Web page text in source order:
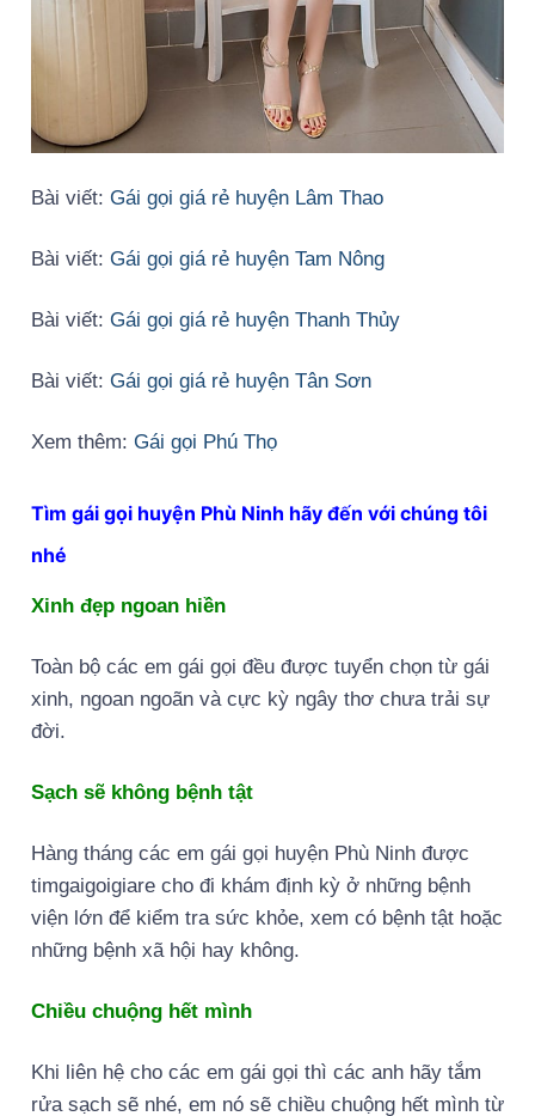
Bài viết: Gái gọi giá rẻ huyện Lâm Thao
Bài viết: Gái gọi giá rẻ huyện Tam Nông
Bài viết: Gái gọi giá rẻ huyện Thanh Thủy
Bài viết: Gái gọi giá rẻ huyện Tân Sơn
Xem thêm: Gái gọi Phú Thọ
Tìm gái gọi huyện Phù Ninh hãy đến với chúng tôi
nhé
Xinh đẹp ngoan hiền
Toàn bộ các em gái gọi đều được tuyển chọn từ gái
xinh, ngoan ngoãn và cực kỳ ngây thơ chưa trải sự
đời.
Sạch sẽ không bệnh tật
Hàng tháng các em gái gọi huyện Phù Ninh được
timgaigoigiare cho đi khám định kỳ ở những bệnh
viện lớn để kiểm tra sức khỏe, xem có bệnh tật hoặc
những bệnh xã hội hay không.
Chiều chuộng hết mình
Khi liên hệ cho các em gái gọi thì các anh hãy tắm
rửa sạch sẽ nhé, em nó sẽ chiều chuộng hết mình từ